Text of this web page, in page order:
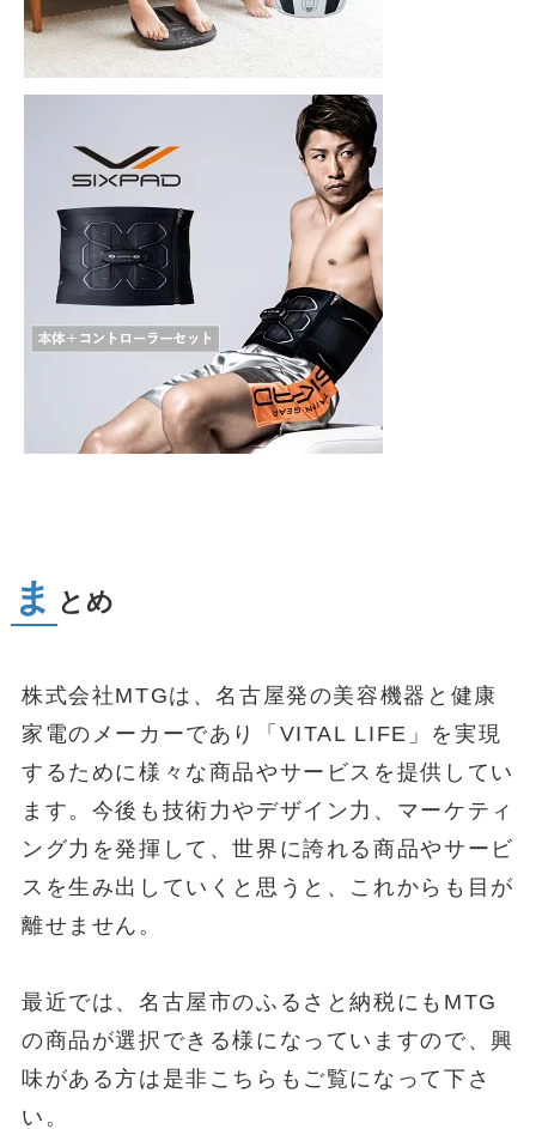
ま とめ
株式会社MTGは、名古屋発の美容機器と健康
家電のメーカーであり「VITAL LIFE」を実現
するために様々な商品やサービスを提供してい
ます。今後も技術力やデザイン力、マーケティ
ング力を発揮して、世界に誇れる商品やサービ
スを生み出していくと思うと、これからも目が
離せません。
最近では、名古屋市のふるさと納税にもMTG
の商品が選択できる様になっていますので、興
味がある方は是非こちらもご覧になって下さ
い。